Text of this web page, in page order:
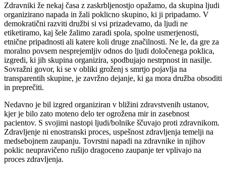
Zdravniki že nekaj časa z zaskrbljenostjo opažamo, da skupina ljudi
organizirano napada in žali poklicno skupino, ki ji pripadamo. V
demokratični razviti družbi si vsi prizadevamo, da ljudi ne
etiketiramo, kaj šele žalimo zaradi spola, spolne usmerjenosti,
etnične pripadnosti ali katere koli druge značilnosti. Ne le, da gre za
moralno povsem nesprejemljiv odnos do ljudi določenega poklica,
izgredi, ki jih skupina organizira, spodbujajo nestrpnost in nasilje.
Sovražni govor, ki se v obliki groženj s smrtjo pojavlja na
transparentih skupine, je zavržno dejanje, ki ga mora družba obsoditi
in preprečiti.
Nedavno je bil izgred organiziran v bližini zdravstvenih ustanov,
kjer je bilo zato moteno delo ter ogrožena mir in zasebnost
pacientov. S svojimi nastopi ljudi/bolnike ščuvajo proti zdravnikom.
Zdravljenje ni enostranski proces, uspešnost zdravljenja temelji na
medsebojnem zaupanju. Tovrstni napadi na zdravnike in njihov
poklic neupravičeno rušijo dragoceno zaupanje ter vplivajo na
proces zdravljenja.